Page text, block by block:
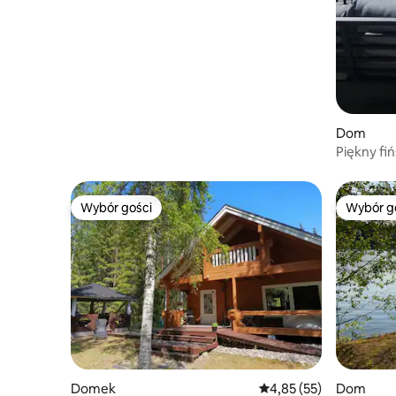
Dom
Piękny
Wybór gości
Wybór gości
Domek Średnia ocena: 4,85
4,85 (55)
Wybór
Wybór
Dom